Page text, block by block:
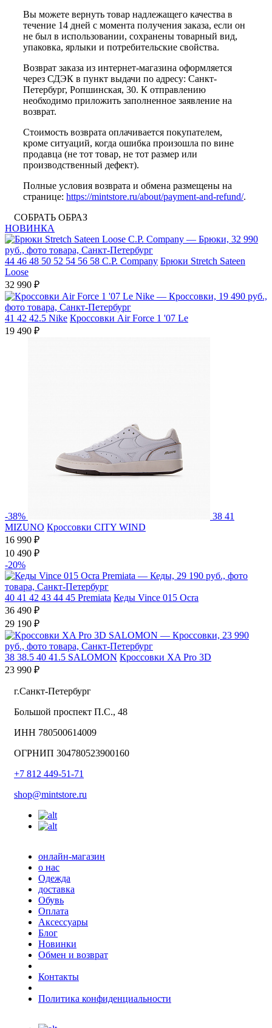
Вы можете вернуть товар надлежащего качества в
течение 14 дней с момента получения заказа, если он
не был в использовании, сохранены товарный вид,
упаковка, ярлыки и потребительские свойства.
Возврат заказа из интернет-магазина оформляется
через СДЭК в пункт выдачи по адресу: Санкт-
Петербург, Ропшинская, 30. К отправлению
необходимо приложить заполненное заявление на
возврат.
Стоимость возврата оплачивается покупателем,
кроме ситуаций, когда ошибка произошла по вине
продавца (не тот товар, не тот размер или
производственный дефект).
Полные условия возврата и обмена размещены на
странице: https://mintstore.ru/about/payment-and-refund/.
СОБРАТЬ ОБРАЗ
НОВИНКА
44 46 48 50 52 54 56 58 C.P. Company Брюки Stretch Sateen
Loose
32 990 ₽
41 42 42.5 Nike Кроссовки Air Force 1 '07 Le
19 490 ₽
-38% 38 41
MIZUNO Кроссовки CITY WIND
16 990 ₽
10 490 ₽
-20%
40 41 42 43 44 45 Premiata Кеды Vince 015 Ocra
36 490 ₽
29 190 ₽
38 38.5 40 41.5 SALOMON Кроссовки XA Pro 3D
23 990 ₽
г.Санкт-Петербург
Большой проспект П.С., 48
ИНН 780500614009
ОГРНИП 304780523900160
+7 812 449-51-71
shop@mintstore.ru
онлайн-магазин
о нас
Одежда
доставка
Обувь
Оплата
Аксессуары
Блог
Новинки
Обмен и возврат
Контакты
Политика конфиденциальности